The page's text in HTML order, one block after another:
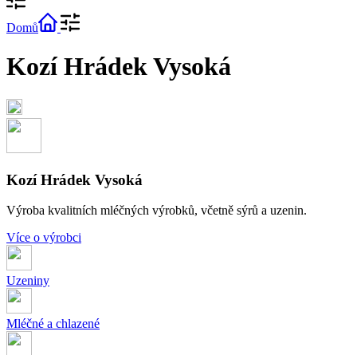
Domů
Kozí Hrádek Vysoká
Kozí Hrádek Vysoká
Výroba kvalitních mléčných výrobků, včetně sýrů a uzenin.
Více o výrobci
Uzeniny
Mléčné a chlazené